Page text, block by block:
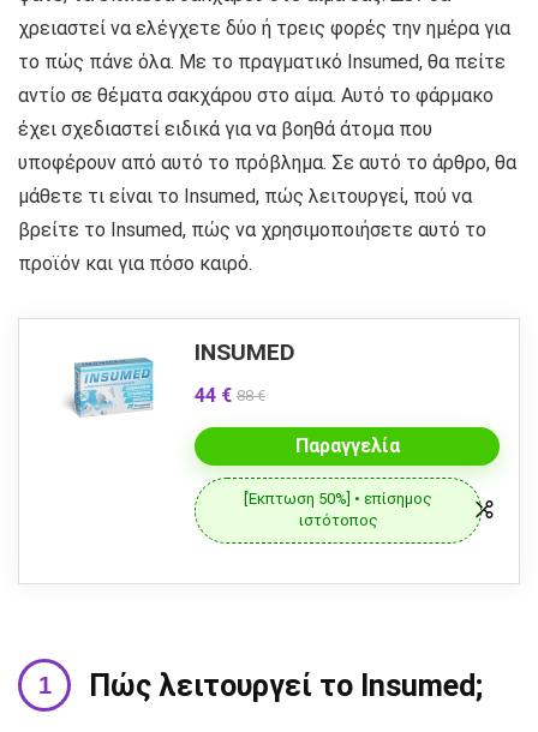
χρειαστεί να ελέγχετε δύο ή τρεις φορές την ημέρα για
το πώς πάνε όλα. Με το πραγματικό Insumed, θα πείτε
αντίο σε θέματα σακχάρου στο αίμα. Αυτό το φάρμακο
έχει σχεδιαστεί ειδικά για να βοηθά άτομα που
υποφέρουν από αυτό το πρόβλημα. Σε αυτό το άρθρο, θα
μάθετε τι είναι το Insumed, πώς λειτουργεί, πού να
βρείτε το Insumed, πώς να χρησιμοποιήσετε αυτό το
προϊόν και για πόσο καιρό.
INSUMED
44 € 88 €
Παραγγελία
[Έκπτωση 50%] • επίσημος
ιστότοπος
Πώς λειτουργεί το Insumed;